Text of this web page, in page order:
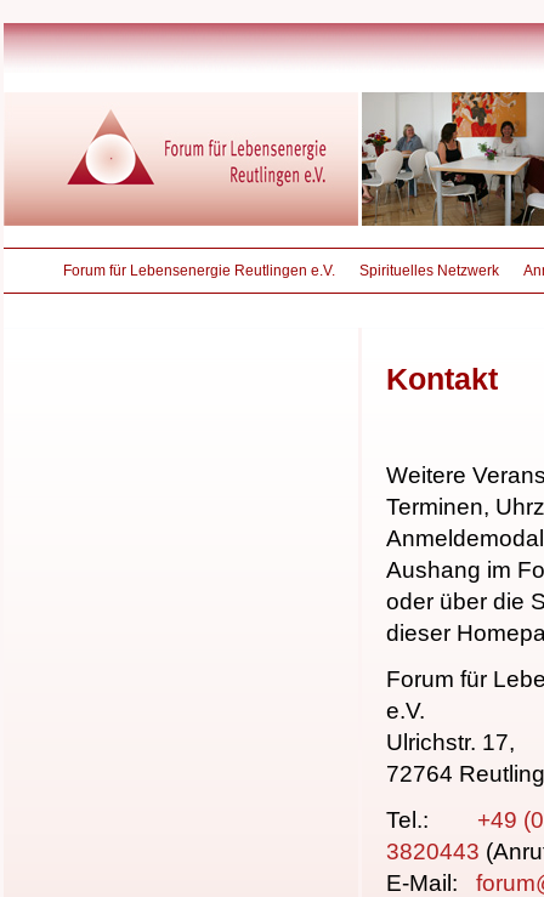
Forum für Lebensenergie Reutlingen e.V. Spirituelles Netzwerk
Kontakt
Weitere
Terminen,
Aushang im
oder über die
dieser
Forum für
e.V.
Ulrichstr. 17,
72764
Tel.: +49
3820443
E-Mail: